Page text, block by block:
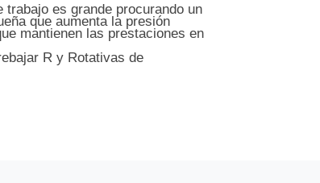
es grande procurando un
que aumenta la presión
mantienen las prestaciones en
R y Rotativas de